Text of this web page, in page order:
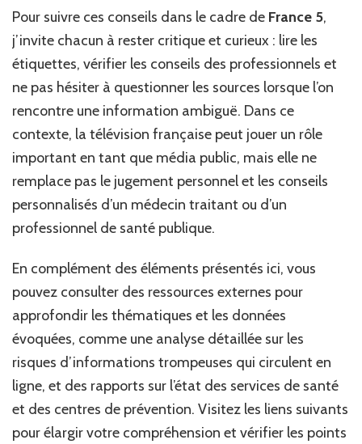
Pour suivre ces conseils dans le cadre de France 5,
j’invite chacun à rester critique et curieux : lire les
étiquettes, vérifier les conseils des professionnels et
ne pas hésiter à questionner les sources lorsque l’on
rencontre une information ambiguë. Dans ce
contexte, la télévision française peut jouer un rôle
important en tant que média public, mais elle ne
remplace pas le jugement personnel et les conseils
personnalisés d’un médecin traitant ou d’un
professionnel de santé publique.
En complément des éléments présentés ici, vous
pouvez consulter des ressources externes pour
approfondir les thématiques et les données
évoquées, comme une analyse détaillée sur les
risques d’informations trompeuses qui circulent en
ligne, et des rapports sur l’état des services de santé
et des centres de prévention. Visitez les liens suivants
pour élargir votre compréhension et vérifier les points